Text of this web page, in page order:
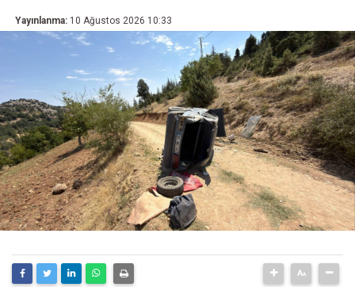
Yayınlanma: 10 Ağustos 2026 10:33